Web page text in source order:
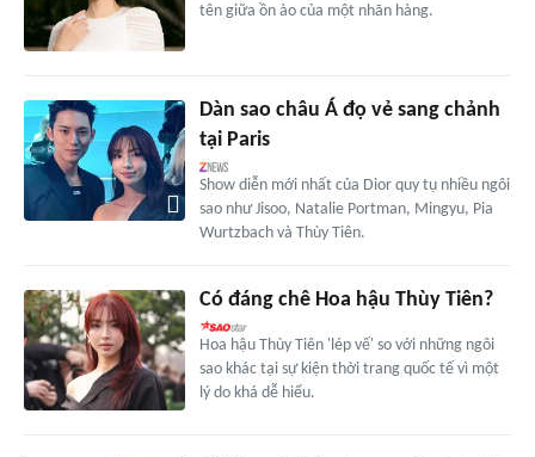
tên giữa ồn ào của một nhãn hàng.
Dàn sao châu Á đọ vẻ sang chảnh
tại Paris
Show diễn mới nhất của Dior quy tụ nhiều ngôi
sao như Jisoo, Natalie Portman, Mingyu, Pia
Wurtzbach và Thùy Tiên.
Có đáng chê Hoa hậu Thùy Tiên?
Hoa hậu Thùy Tiên 'lép vế' so với những ngôi
sao khác tại sự kiện thời trang quốc tế vì một
lý do khá dễ hiểu.